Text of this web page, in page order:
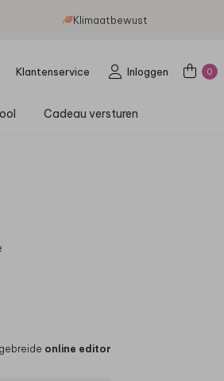
Klimaatbewust
Klantenservice Inloggen 0
Cadeau versturen
online editor